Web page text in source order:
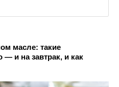
масле: такие
и на завтрак, и как